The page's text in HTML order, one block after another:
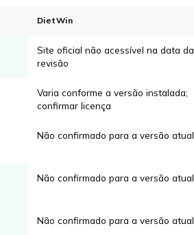
DietWin
Site oficial não acessível na data da
revisão
Varia conforme a versão instalada;
confirmar licença
Não confirmado para a versão atual
Não confirmado para a versão atual
Não confirmado para a versão atual